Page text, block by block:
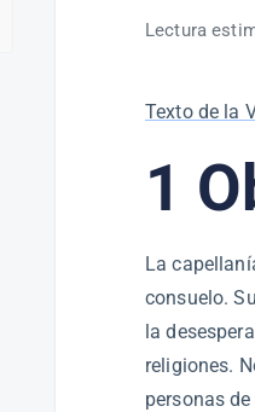
Lectura
Texto de la
1
La
consuelo.
la
religiones.
personas